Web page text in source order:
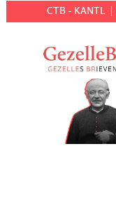
CTB - KANTL